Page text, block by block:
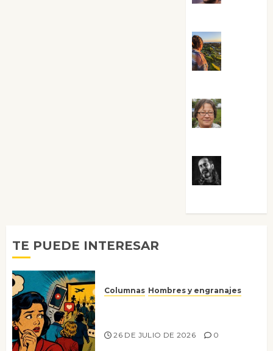
TE PUEDE INTERESAR
Columnas Hombres y engranajes
26 DE JULIO DE 2026 0